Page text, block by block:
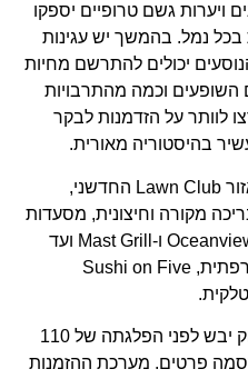
ויערות גשם טרופיים יספקו
בכל נמל. בהמשך יש עגינות
הנוסעים יכולים להתרשם מחיות
השופעים וכמה מהתרבויות
לוותר על הזדמנות לבקר
בהיסטוריה מאורית.
Celebrity Solstice כוללת את אזור Lawn Club החדשני,
מקורה וחיצונית, מסעדות
בשפע הכלולת במחיר – Oceanview Cafe ו-Mast Grill ועד
מסעדות נושא כמו: Murano הצרפתית, Sushi on Five
האונייה מתוכננת להיכנס למבדוק יבש לפני הפלגתה של 110
פרטים. מערכת ההזמנות